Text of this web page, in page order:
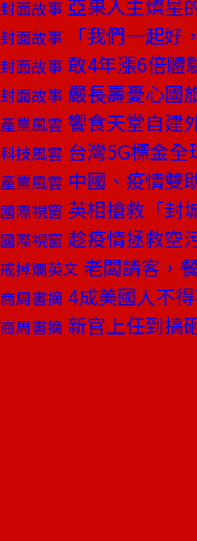
封面故事 亞果入主燦星
封面故事 「我們一起
封面故事 敢4年漲6倍體
封面故事 嚴長壽憂心國
產業風雲 饗食天堂自建
科技風雲 台灣5G標金
產業風雲 中國、疫情雙
國際視窗 英相搶救「封
國際視窗 趁疫情拯救空
戒掉爛英文 老闆請客，
商周書摘 4成美國人不
商周書摘 新官上任到搞